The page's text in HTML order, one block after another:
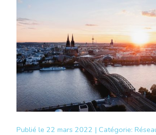
Publié le 22 mars 2022 | Catégorie: